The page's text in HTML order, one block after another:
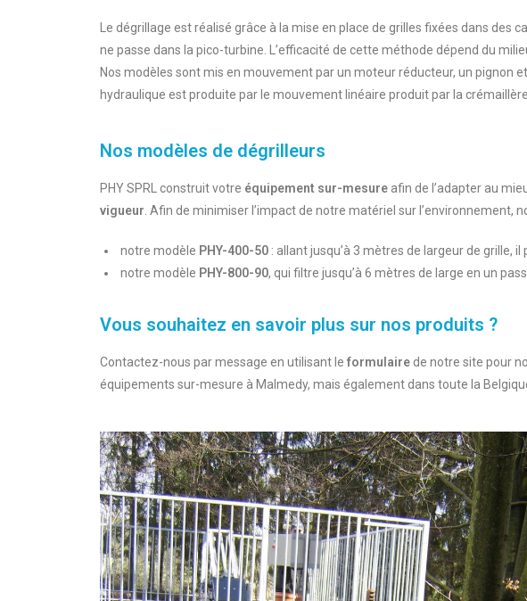
Le dégrillage est réalisé grâce à la mise en place de grilles fixées dans
ne passe dans la pico-turbine. L’efficacité de cette méthode dépend du
Nos modèles sont mis en mouvement par un moteur réducteur, un pignon
hydraulique est produite par le mouvement linéaire produit par la
Nos modèles de dégrilleurs
PHY SPRL construit votre équipement sur-mesure afin de l’adapter au
vigueur . Afin de minimiser l’impact de notre matériel sur l’environnement,
notre modèle PHY-400-50 : allant jusqu’à 3 mètres de largeur de grille,
notre modèle PHY-800-90, qui filtre jusqu’à 6 mètres de large en un
Vous souhaitez en savoir plus sur nos produits ?
Contactez-nous par message en utilisant le formulaire de notre site pour
équipements sur-mesure à Malmedy, mais également dans toute la